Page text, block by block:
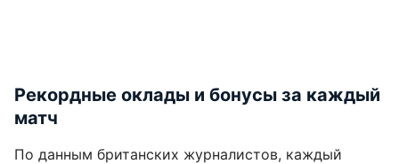
Рекордные оклады и бонусы за каждый
матч
По данным британских журналистов, каждый